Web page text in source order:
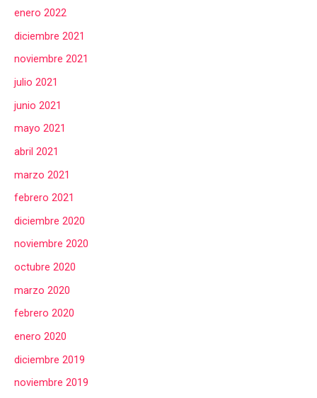
enero 2022
diciembre 2021
noviembre 2021
julio 2021
junio 2021
mayo 2021
abril 2021
marzo 2021
febrero 2021
diciembre 2020
noviembre 2020
octubre 2020
marzo 2020
febrero 2020
enero 2020
diciembre 2019
noviembre 2019